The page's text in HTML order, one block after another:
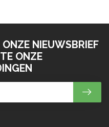
NIEUWSBRIEF
ONZE